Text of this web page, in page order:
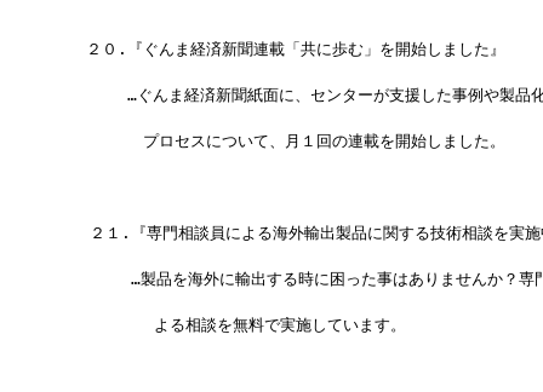
２０.『ぐんま経済新聞連載「共に歩む」を開始しました』
…ぐんま経済新聞紙面に、センターが支援した事例や製品
プロセスについて、月１回の連載を開始しました。
　２１.『専門相談員による海外輸出製品に関する技術相談を実
…製品を海外に輸出する時に困った事はありませんか？専
       　　よる相談を無料で実施しています。